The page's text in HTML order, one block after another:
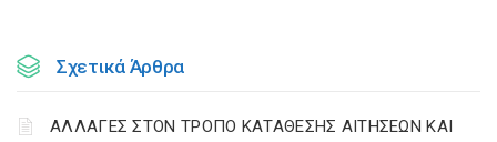
Σχετικά Άρθρα
ΑΛΛΑΓΕΣ ΣΤΟΝ ΤΡΟΠΟ ΚΑΤΑΘΕΣΗΣ ΑΙΤΗΣΕΩΝ ΚΑΙ